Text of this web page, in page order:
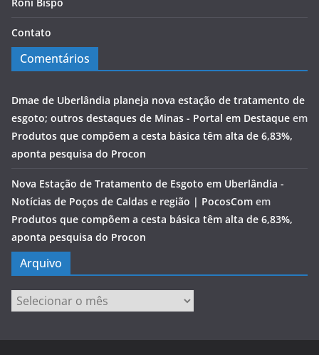
Contato
Comentários
Dmae de Uberlândia planeja nova estação de tratamento de
esgoto; outros destaques de Minas - Portal em Destaque em
Produtos que compõem a cesta básica têm alta de 6,83%,
aponta pesquisa do Procon
Nova Estação de Tratamento de Esgoto em Uberlândia -
Notícias de Poços de Caldas e região | PocosCom em
Produtos que compõem a cesta básica têm alta de 6,83%,
aponta pesquisa do Procon
Arquivo
Arquivo